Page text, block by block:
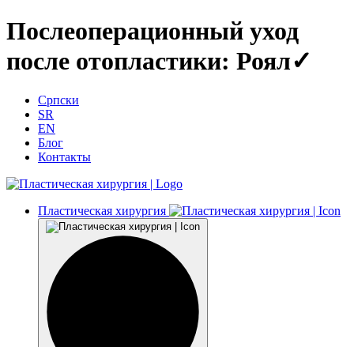
Послеоперационный уход
после отопластики: Роял✓
Српски
SR
EN
Блог
Контакты
Пластическая хирургия